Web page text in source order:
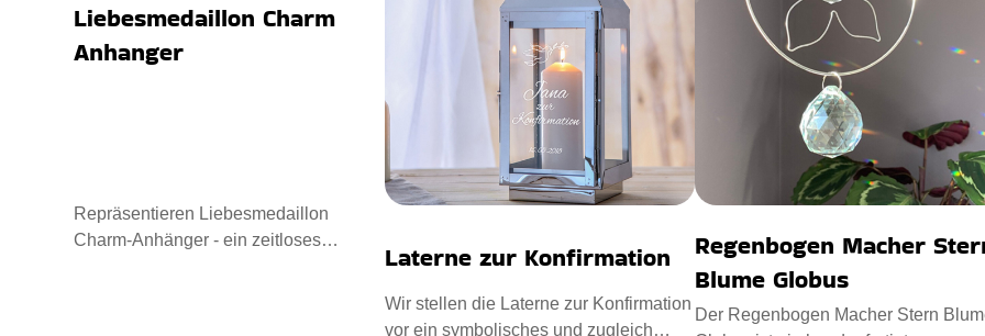
Liebesmedaillon Charm
Anhanger
Repräsentieren Liebesmedaillon
Charm-Anhänger - ein zeitloses
Laterne zur Konfirmation
Wir stellen die Laterne zur Konfirmation
vor ein symbolisches und zugleich
Regenbogen Macher
Blume Globus
Der Regenbogen Macher Stern